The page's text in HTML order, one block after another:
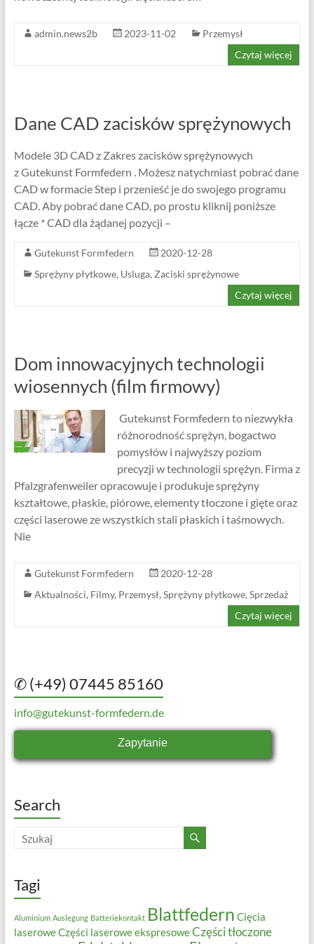
admin.news2b 2023-11-02
Przemysł
Czytaj więcej
Dane CAD zacisków sprężynowych
Modele 3D CAD z Zakres zacisków sprężynowych
z Gutekunst Formfedern . Możesz natychmiast pobrać dane
CAD w formacie Step i przenieść je do swojego programu
CAD. Aby pobrać dane CAD, po prostu kliknij poniższe
łącze * CAD dla żądanej pozycji –
Gutekunst Formfedern
2020-12-28
Sprężyny płytkowe, Usluga, Zaciski sprężynowe
Czytaj więcej
Dom innowacyjnych technologii
wiosennych (film firmowy)
Gutekunst Formfedern to niezwykła
różnorodność sprężyn, bogactwo
pomysłów i najwyższy poziom
precyzji w technologii sprężyn. Firma z
Pfalzgrafenweiler opracowuje i produkuje sprężyny
kształtowe, płaskie, piórowe, elementy tłoczone i gięte oraz
części laserowe ze wszystkich stali płaskich i taśmowych.
Nie
Gutekunst Formfedern
2020-12-28
Aktualności, Filmy, Przemysł, Sprężyny płytkowe, Sprzedaż
Czytaj więcej
✆ (+49) 07445 85160
info@gutekunst-formfedern.de
Zapytanie
Search
Tagi
Aluminium Auslegung Batteriekontakt Blattfedern Cięcia
laseroweCzęści laserowe ekspresoweCzęści tłoczone